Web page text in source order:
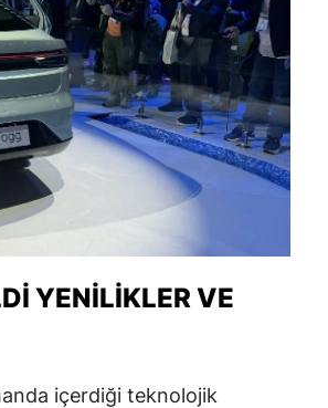
YENILIKLER VE
içerdiği teknolojik